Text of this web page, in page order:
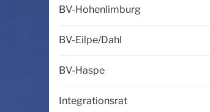
BV-Hohenlimburg
BV-Eilpe/Dahl
BV-Haspe
Integrationsrat